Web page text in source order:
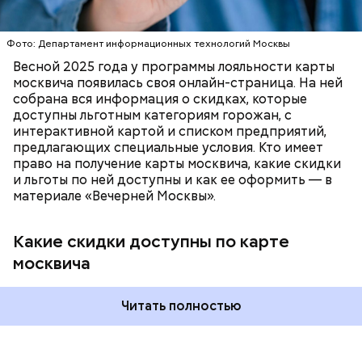
Фото: Департамент информационных технологий Москвы
Весной 2025 года у программы лояльности карты
москвича появилась своя онлайн-страница. На ней
собрана вся информация о скидках, которые
доступны льготным категориям горожан, с
интерактивной картой и списком предприятий,
предлагающих специальные условия. Кто имеет
право на получение карты москвича, какие скидки
и льготы по ней доступны и как ее оформить — в
материале «Вечерней Москвы».
Какие скидки доступны по карте
москвича
Читать полностью
ПОРТАЛ MOS.RU МОСКВА ЛЬГОТЫ
— На сегодняшний день уже готово более 50
Тимирязевского парка до Лосиного Острова за
счет проложения велополос на улицах между
В настоящее время велоинфраструктура «Зеленого
кольца» реализована в пяти округах города,
подчеркнули в ЦОДД:
Подвал Мастера
Маргаритой».